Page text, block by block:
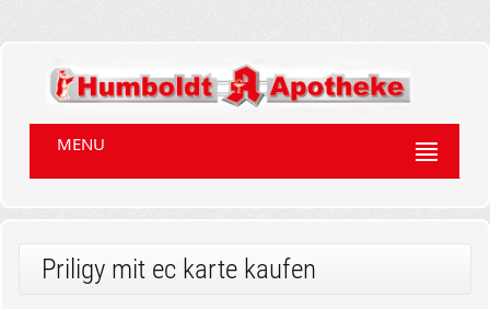
MENU
Priligy mit ec karte kaufen